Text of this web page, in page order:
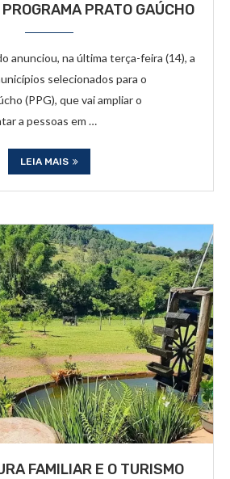
PRATO GAÚCHO
anunciou, na última terça-feira (14), a
selecionados para o
(PPG), que vai ampliar o
a pessoas em …
LEIA MAIS
FAMILIAR E O TURISMO